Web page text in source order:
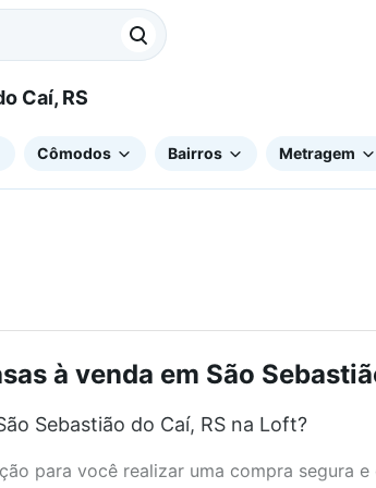
do Caí, RS
Cômodos Bairros Metragem
à venda em São
Sebastião do Caí, RS na Loft?
para você realizar uma compra segura